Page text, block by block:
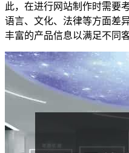
此，在进行网站制作时需要
语言、文化、法律等方面差
丰富的产品信息以满足不同